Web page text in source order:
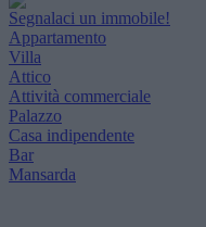
Segnalaci un immobile!
Appartamento
Villa
Attico
Attività commerciale
Palazzo
Casa indipendente
Bar
Mansarda